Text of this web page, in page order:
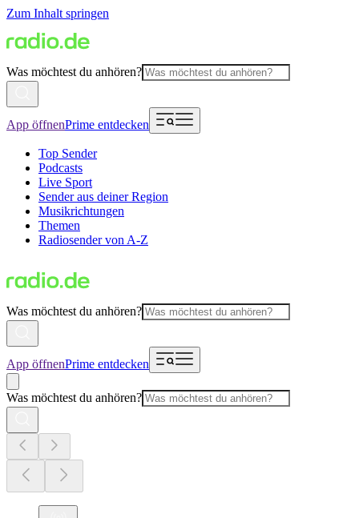
Zum Inhalt springen
Was möchtest du anhören?
App öffnenPrime entdecken
Top Sender
Podcasts
Live Sport
Sender aus deiner Region
Musikrichtungen
Themen
Radiosender von A-Z
Was möchtest du anhören?
App öffnenPrime entdecken
Was möchtest du anhören?